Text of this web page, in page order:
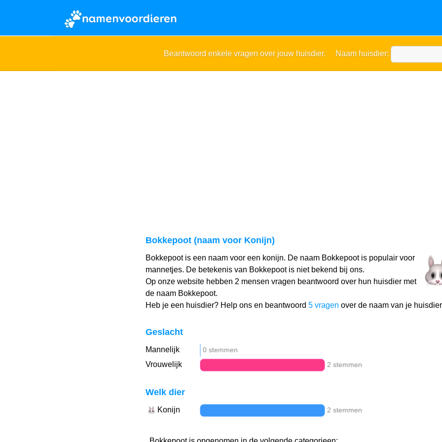
Beantwoord enkele vragen over jouw huisdier. Naam huisdier:
Bokkepoot (naam voor Konijn)
Bokkepoot is een naam voor een konijn. De naam Bokkepoot is populair voor
mannetjes. De betekenis van Bokkepoot is niet bekend bij ons.
Op onze website hebben 2 mensen vragen beantwoord over hun huisdier met
de naam Bokkepoot.
Heb je een huisdier? Help ons en beantwoord 5 vragen over de naam van je
Geslacht
Mannelijk 0 stemmen
Vrouwelijk 2 stemmen
Welk dier
Konijn 2 stemmen